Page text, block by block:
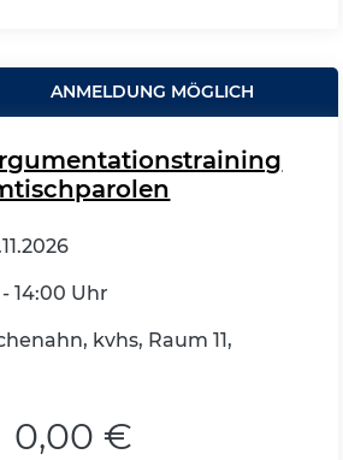
ANMELDUNG MÖGLICH
14:00 Uhr
kvhs, Raum 11,
0,00 €